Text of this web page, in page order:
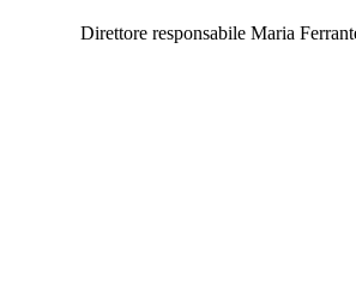
Direttore responsabile Maria